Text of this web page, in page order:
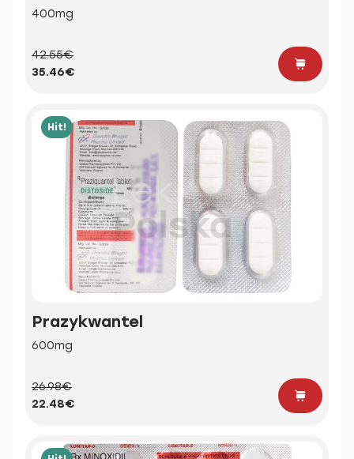
400mg
42.55€
35.46€
Hit!
Prazykwantel
600mg
26.98€
22.48€